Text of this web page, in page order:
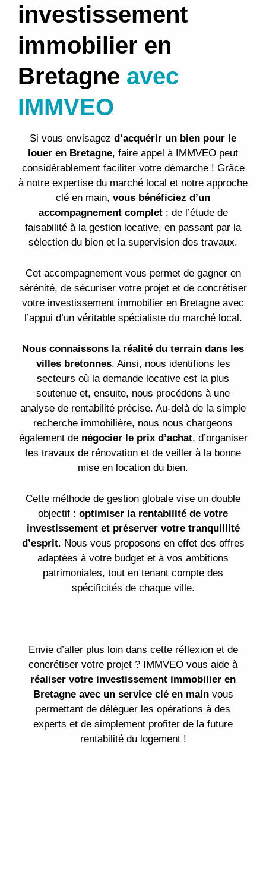
investissement
immobilier en
Bretagne avec
IMMVEO
Si vous envisagez d’acquérir un bien pour le
louer en Bretagne, faire appel à IMMVEO peut
considérablement faciliter votre démarche ! Grâce
à notre expertise du marché local et notre approche
clé en main, vous bénéficiez d’un
accompagnement complet: de l’étude de
faisabilité à la gestion locative, en passant par la
sélection du bien et la supervision des travaux.
Cet accompagnement vous permet de gagner en
sérénité, de sécuriser votre projet et de concrétiser
votre investissement immobilier en Bretagne avec
l’appui d’un véritable spécialiste du marché local.
Nous connaissons la réalité du terrain dans les
villes bretonnes. Ainsi, nous identifions les
secteurs où la demande locative est la plus
soutenue et, ensuite, nous procédons à une
analyse de rentabilité précise. Au-delà de la simple
recherche immobilière, nous nous chargeons
également de négocier le prix d’achat, d’organiser
les travaux de rénovation et de veiller à la bonne
mise en location du bien.
Cette méthode de gestion globale vise un double
objectif : optimiser la rentabilité de votre
investissement et préserver votre tranquillité
d’esprit. Nous vous proposons en effet des offres
adaptées à votre budget et à vos ambitions
patrimoniales, tout en tenant compte des
spécificités de chaque ville.
Envie d’aller plus loin dans cette réflexion et de
concrétiser votre projet ? IMMVEO vous aide à
réaliser votre investissement immobilier en
Bretagne avec un service clé en mainvous
permettant de déléguer les opérations à des
experts et de simplement profiter de la future
rentabilité du logement !